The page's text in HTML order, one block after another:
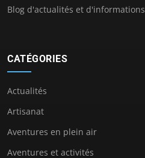
Blog d'actualités et d'informations
CATÉGORIES
Actualités
Artisanat
Aventures en plein air
Aventures et activités